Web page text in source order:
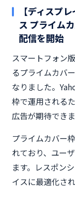
【ディスプ
ス プライム
配信を開始
スマートフォン
るプライムカバ
なりました。
枠で運用される
広告が期待できま
プライムカバー
れており、ユー
ます。レスポン
イスに最適化さ